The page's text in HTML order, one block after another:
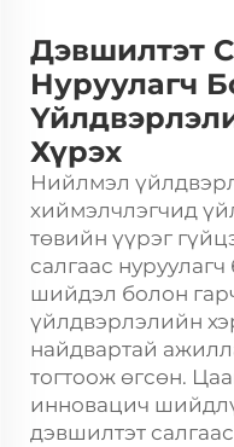
Дэвшилтэт
Нуруулагч
Хүрэх
Нийлмэл
хиймэлчлэгчид
төвийн үүрэг
салгаас
шийдэл болон
үйлдвэрлэлийн
найдвартай
тогтоож өгсөн.
инновацич
дэвшилтэт